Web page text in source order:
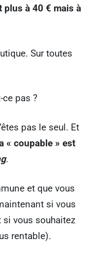
plus à 40 € mais à
Sur toutes
ce pas ?
pas le seul. Et
« coupable » est
.
et que vous
si vous
si vous souhaitez
rentable).